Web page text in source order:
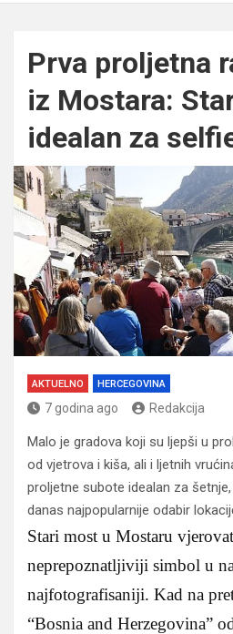
Prva proljetna
iz Mostara:
idealan za
AKTUELNO HERCEGOVINA
7 godina ago Redakcija
Malo je gradova koji su ljepši u
od vjetrova i kiša, ali i ljetnih
proljetne subote idealan za
danas najpopularnije odabir
Stari most u Mostaru
neprepoznatljiviji simbol u
najfotografisaniji. Kad na
“Bosnia and Herzegovina”